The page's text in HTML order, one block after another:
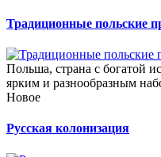
Традиционные польские
Польша, страна с богатой
ярким и разнообразным
Новое
Русская колонизация